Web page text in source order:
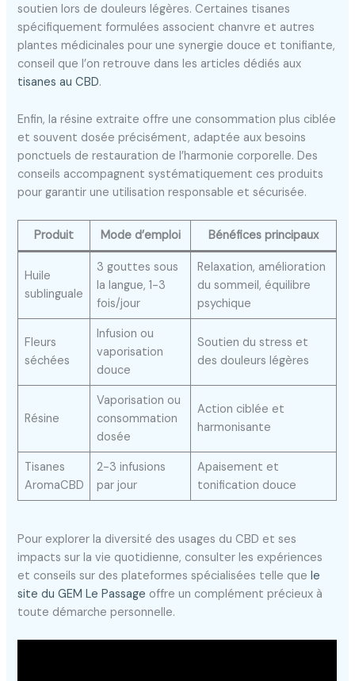
soutien lors de douleurs légères. Certaines tisanes
spécifiquement formulées associent chanvre et autres
plantes médicinales pour une synergie douce et tonifiante,
conseil que l’on retrouve dans les articles dédiés aux
tisanes au CBD.
Enfin, la résine extraite offre une consommation plus ciblée
et souvent dosée précisément, adaptée aux besoins
ponctuels de restauration de l’harmonie corporelle. Des
conseils accompagnent systématiquement ces produits
pour garantir une utilisation responsable et sécurisée.
Produit Mode d’emploi Bénéfices principaux
Huile
sublinguale
3 gouttes sous
la langue, 1-3
fois/jour
Relaxation, amélioration
du sommeil, équilibre
psychique
Fleurs
séchées
Infusion ou
vaporisation
douce
Soutien du stress et
des douleurs légères
Résine
Vaporisation ou
consommation
dosée
Action ciblée et
harmonisante
Tisanes
AromaCBD
2-3 infusions
par jour
Apaisement et
tonification douce
Pour explorer la diversité des usages du CBD et ses
impacts sur la vie quotidienne, consulter les expériences
et conseils sur des plateformes spécialisées telle quele
site du GEM Le Passage offre un complément précieux à
toute démarche personnelle.